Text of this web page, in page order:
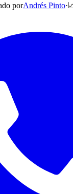
porAndrés Pinto·